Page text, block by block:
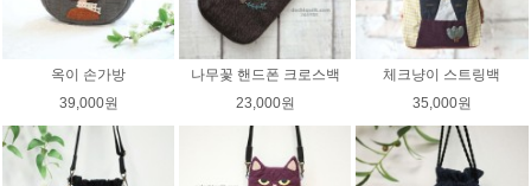
옥이 손가방
39,000원
나무꽃 핸드폰 크로스백
23,000원
체크냥이 스트링백
35,000원